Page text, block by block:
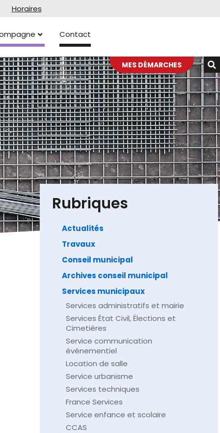
Horaires
Contact
MES DÉMARCHES
Rubriques
Actualités
Travaux
Conseil municipal
Archives conseil municipal
Services municipaux
Services administratifs et mairie
Services État Civil, Élections et
Cimetières
Service communication
événementiel
Location de salle
Service urbanisme
Services techniques
France Services
Service enfance et scolaire
CCAS